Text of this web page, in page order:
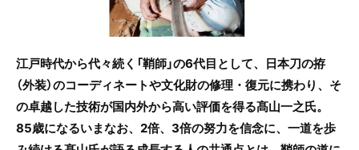
江戸時代から代々続く「鞘師」の6代目として、日本刀の拵
（外装）のコーディネートや文化財の修理・復元に携わり、そ
の卓越した技術が国内外から高い評価を得る髙山一之氏。
85歳になるいまなお、2倍、3倍の努力を信念に、一道を歩